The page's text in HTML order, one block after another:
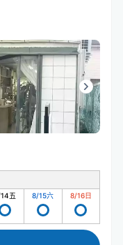
五 8/15六 8/16日